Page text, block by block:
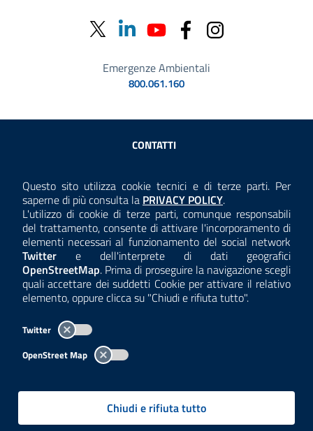
Questo sito utilizza cookie tecnici e di terze parti. Per
saperne di più consulta la Consulta la
PRIVACY POLICY.
L'utilizzo di cookie di terze parti, comunque responsabili
del trattamento, consente di attivare l'incorporamento di
elementi necessari al funzionamento del social network
Twitter e dell'interprete di dati geografici
OpenStreetMap. Prima di proseguire la navigazione scegli
quali accettare dei suddetti Cookie per attivare il relativo
elemento, oppure clicca su "Chiudi e rifiuta tutto".
Twitter
OpenStreet Map
Chiudi e rifiuta tutto
Emergenze Ambientali
800.061.160
Sezione Link Utili
CONTATTI
ANTICORRUZIONE
ACCESSIBILITÀ
COOKIE E PRIVACY
TEMI A-Z
Per l'utilizzo del logo e dei dati fare riferimento al regolamento
consultabile aquesta pagina